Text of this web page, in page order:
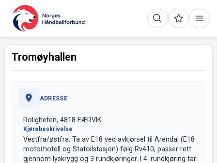
Tromøyhallen
ADRESSE
Roligheten, 4818 FÆRVIK
Kjørebeskrivelse
Vestfra/østfra: Ta av E18 ved avkjørsel til Arendal (E18
motorhotell og Statoilstasjon) følg Rv410, passer rett
gjennom lyskrygg og 3 rundkjøringer. I 4. rundkjøring tar